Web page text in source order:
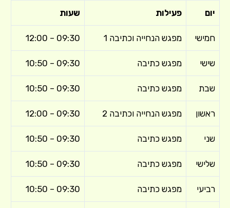
יום פעילות שעות
חמישי מפגש הנחייה וכתיבה 1 09:30 – 12:00
שישי מפגש כתיבה 09:30 – 10:50
שבת מפגש כתיבה 09:30 – 10:50
ראשון מפגש הנחייה וכתיבה 2 09:30 – 12:00
שני מפגש כתיבה 09:30 – 10:50
שלישי מפגש כתיבה 09:30 – 10:50
רביעי מפגש כתיבה 09:30 – 10:50